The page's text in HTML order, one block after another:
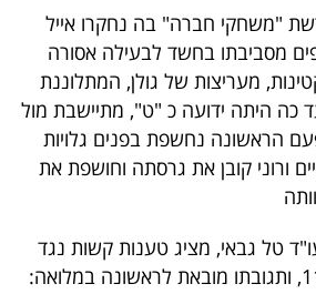
"משחקי חברה" בה נחקרו אייל
מסביבתו בחשד לבעילה אסורה
מעריצות של גולן, המתלוננת
כה היתה ידועה כ "ט", מתיישבת מול
הראשונה נחשפת בפנים גלויות
ורוני קובן את גרסתה וחושפת את
טל גבאי, מציג טענות קשות נגד